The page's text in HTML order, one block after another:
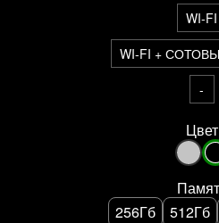
WI-FI
WI-FI +
-
Цвет
256Гб
512Гб